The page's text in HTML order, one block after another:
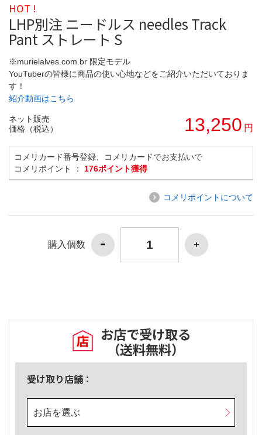
HOT !
LHP別注 ニードルス needles Track
Pant ストレート S
※murielalves.com.br 限定モデル
YouTuberの皆様に商品の使い心地などをご紹介いただいておりま
す！
紹介動画はこちら
ネット販売
価格（税込）
13,250 円
コメリカード番号登録、コメリカードでお支払いで
コメリポイント ： 176ポイント獲得
コメリポイントについて
購入個数
お店で受け取る
（送料無料）
受け取り店舗：
お店を選ぶ